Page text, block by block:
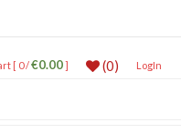
[ 0 /€0.00] (0) LogIn